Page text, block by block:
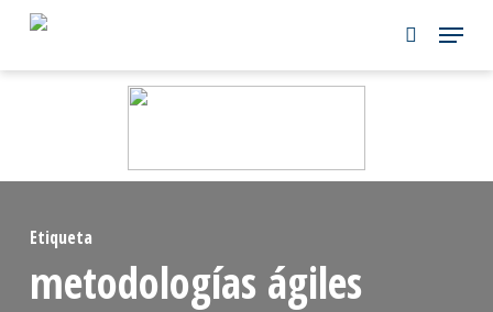
Skip
Etiqueta
metodologías ágiles